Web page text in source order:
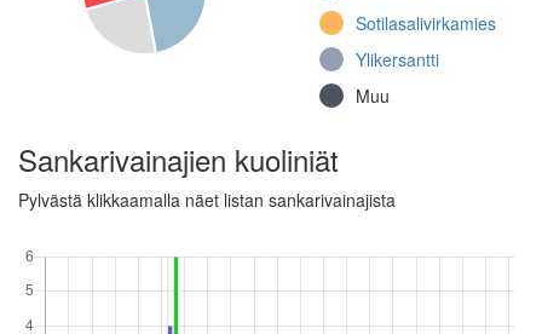
22 (Talvisota)
32.
rajajääkärikomppania
(Jatkosota)
29, 1.
konekiväärikomppania
24.
Sotilasalivirkamies
Ylikersantti
Muu
Sankarivainajien kuoliniät
Pylvästä klikkaamalla näet listan sankarivainajista